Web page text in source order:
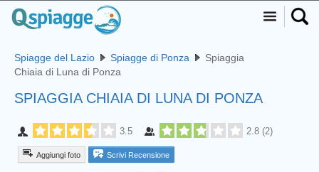
Spiagge del Lazio Spiagge di Ponza
Spiaggia
Chiaia di Luna di Ponza
SPIAGGIA CHIAIA DI LUNA DI PONZA
3.5 2.8 (2)
Aggiungi foto Scrivi Recensione